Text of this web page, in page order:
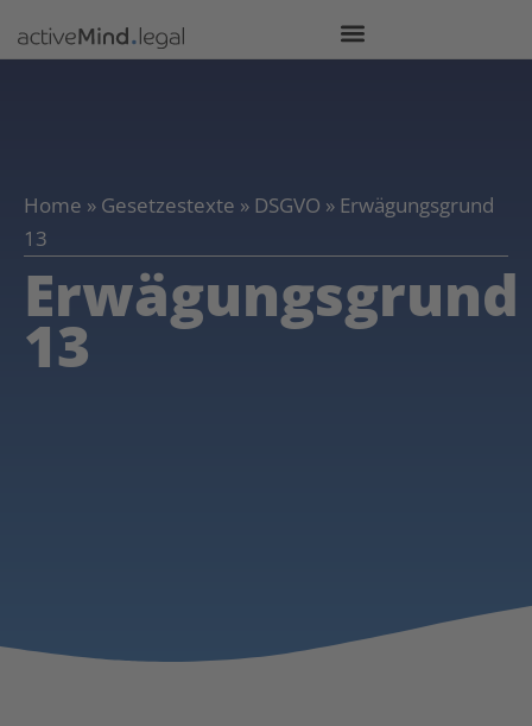
Home » Gesetzestexte » DSGVO » Erwägungsgrund
13
Erwägungsgrund
13